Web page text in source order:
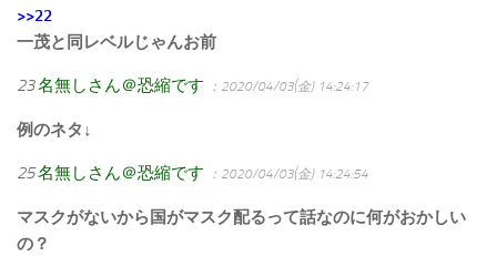
>>22
一茂と同レベルじゃんお前
23名無しさん＠恐縮です ：2020/04/03(金) 14:24:17
例のネタ↓
25名無しさん＠恐縮です ：2020/04/03(金) 14:24:54
マスクがないから国がマスク配るって話なのに何がおかしい
の？